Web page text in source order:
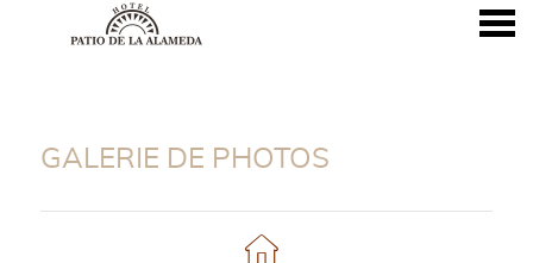
GALERIE DE PHOTOS